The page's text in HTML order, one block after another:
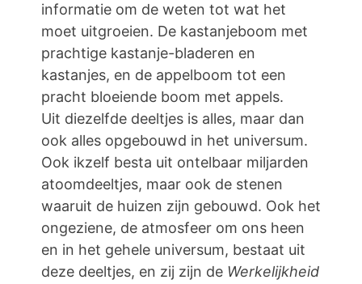
informatie om de weten tot wat het
moet uitgroeien. De kastanjeboom met
prachtige kastanje-bladeren en
kastanjes, en de appelboom tot een
pracht bloeiende boom met appels.
Uit diezelfde deeltjes is alles, maar dan
ook alles opgebouwd in het universum.
Ook ikzelf besta uit ontelbaar miljarden
atoomdeeltjes, maar ook de stenen
waaruit de huizen zijn gebouwd. Ook het
ongeziene, de atmosfeer om ons heen
en in het gehele universum, bestaat uit
deze deeltjes, en zij zijn de Werkelijkheid